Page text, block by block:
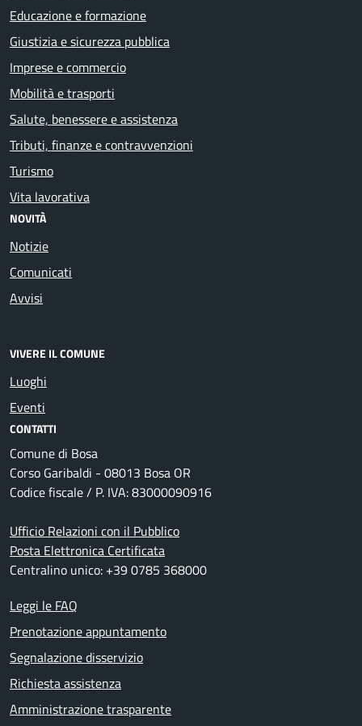
Educazione e formazione
Giustizia e sicurezza pubblica
Imprese e commercio
Mobilità e trasporti
Salute, benessere e assistenza
Tributi, finanze e contravvenzioni
Turismo
Vita lavorativa
NOVITÀ
Notizie
Comunicati
Avvisi
VIVERE IL COMUNE
Luoghi
Eventi
CONTATTI
Comune di Bosa
Corso Garibaldi - 08013 Bosa OR
Codice fiscale / P. IVA: 83000090916
Ufficio Relazioni con il Pubblico
Posta Elettronica Certificata
Centralino unico: +39 0785 368000
Leggi le FAQ
Prenotazione appuntamento
Segnalazione disservizio
Richiesta assistenza
Amministrazione trasparente